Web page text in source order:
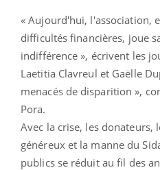
« Aujourd'hui, l'association,
difficultés financières, joue
indifférence », écrivent les
Laetitia Clavreul et Gaëlle
menacés de disparition »,
Pora.
Avec la crise, les donateurs,
généreux et la manne du
publics se réduit au fil des